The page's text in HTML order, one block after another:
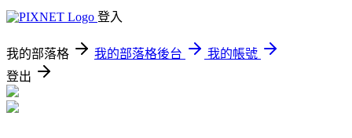
登入
我的部落格 我的部落格後台
我的帳號
登出